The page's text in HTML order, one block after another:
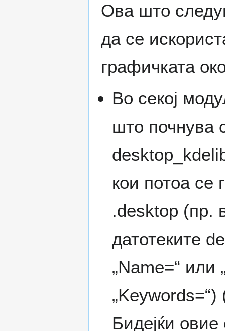
Ова што
да се
графичката
Во секој
што почнува
кои потоа се
.desktop (пр.
датотеките
„Name=“ или
Бидејќи